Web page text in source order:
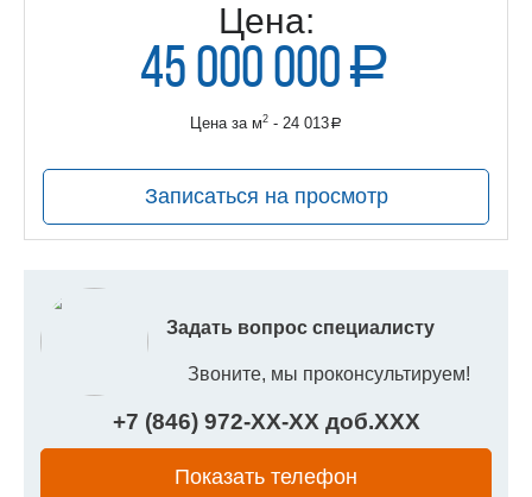
Цена:
45 000 000 a
руб.Цена за м2 - 24 013 a
Записаться на просмотр
Задать вопрос специалисту
Звоните, мы проконсультируем!
+7 (846) 972-XX-XX доб.XXX
Показать телефон